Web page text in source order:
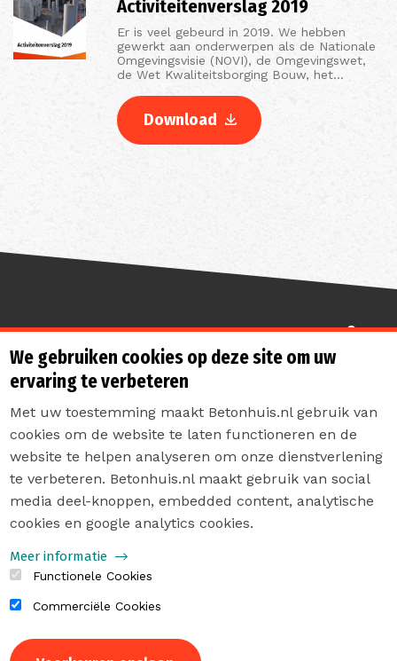
Activiteitenverslag 2019
Er is veel gebeurd in 2019. We hebben
gewerkt aan onderwerpen als de Nationale
Omgevingsvisie (NOVI), de Omgevingswet,
de Wet Kwaliteitsborging Bouw, het…
Download
Sterk de toekomst in
Contact
Privacyverklaring
Sitemap
We gebruiken cookies op deze site om uw
ervaring te verbeteren
Met uw toestemming maakt Betonhuis.nl gebruik van
cookies om de website te laten functioneren en de
website te helpen analyseren om onze dienstverlening
te verbeteren. Betonhuis.nl maakt gebruik van social
media deel-knoppen, embedded content, analytische
cookies en google analytics cookies.
Meer informatie
Functionele Cookies
Commerciële Cookies